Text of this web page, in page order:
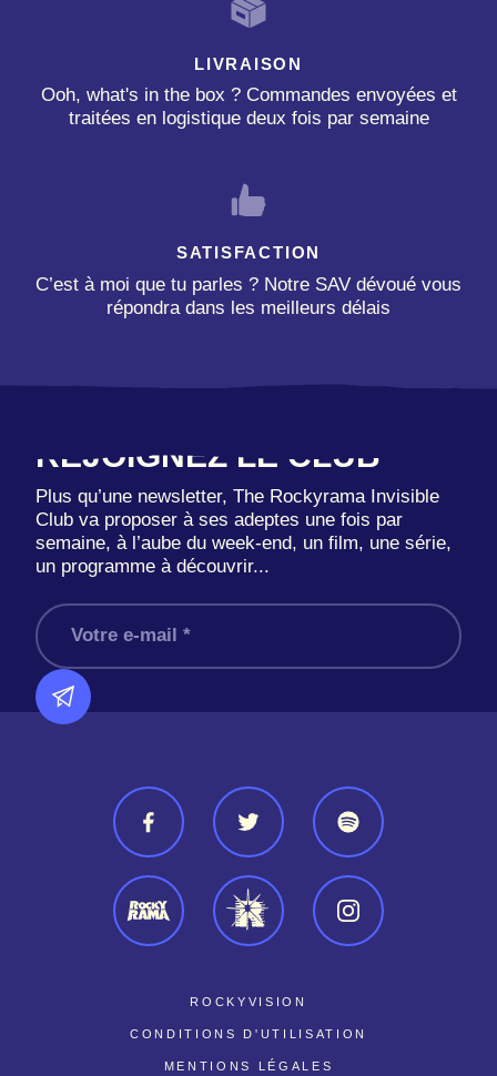
LIVRAISON
Ooh, what's in the box ? Commandes envoyées et
traitées en logistique deux fois par semaine
SATISFACTION
C’est à moi que tu parles ? Notre SAV dévoué vous
répondra dans les meilleurs délais
REJOIGNEZ LE CLUB
Plus qu’une newsletter, The Rockyrama Invisible
Club va proposer à ses adeptes une fois par
semaine, à l’aube du week-end, un film, une série,
un programme à découvrir...
ROCKYVISION
CONDITIONS D'UTILISATION
MENTIONS LÉGALES